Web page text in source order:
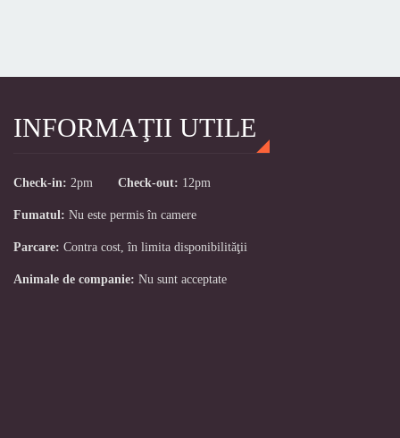
INFORMAŢII UTILE
Check-in: 2pm Check-out: 12pm
Fumatul: Nu este permis în camere
Parcare: Contra cost, în limita disponibilităţii
Animale de companie: Nu sunt acceptate